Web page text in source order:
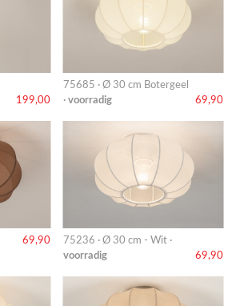
199,00
75685 · Ø 30 cm Botergeel
· voorradig 69,90
69,90
75236 · Ø 30 cm - Wit ·
voorradig
69,90